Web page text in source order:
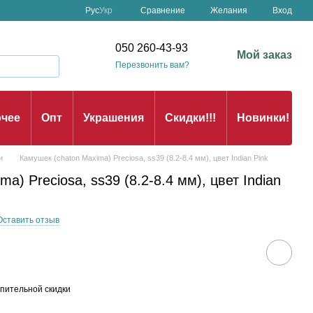
РусУкр Сравнение Желания Вход
050 260-43-93
Перезвонить вам?
Мой заказ
Опт Украшения Скидки!!! Новинки!
Камушек (chaton Maxima) Preciosa, ss39 (8.2-8.4 мм), цвет Indian Pink
Preciosa, ss39 (8.2-8.4 мм), цвет Indian
отзыв
скидки